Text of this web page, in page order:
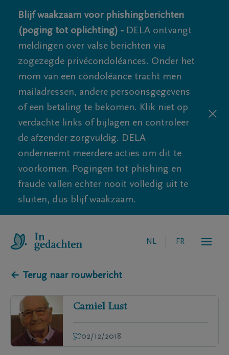
Blijf waakzaam voor phishingberichten
(poging tot oplichting) - DELA ontvangt
meldingen over valse berichten via
zogezegde privécondoléances. Onder het
mom van een condoléance tracht men
mailadressen, andere persoonsgegevens
of een betaling te bekomen. Klik niet op
verdachte links of bijlagen en controleer
de afzender zorgvuldig. DELA
onderneemt meerdere acties om dit te
voorkomen. Pogingen tot phishing en
fraude vallen echter nooit volledig uit te
sluiten, dus blijf waakzaam.
NL FR
← Terug naar rouwbericht
Camiel Lust
02/12/2018